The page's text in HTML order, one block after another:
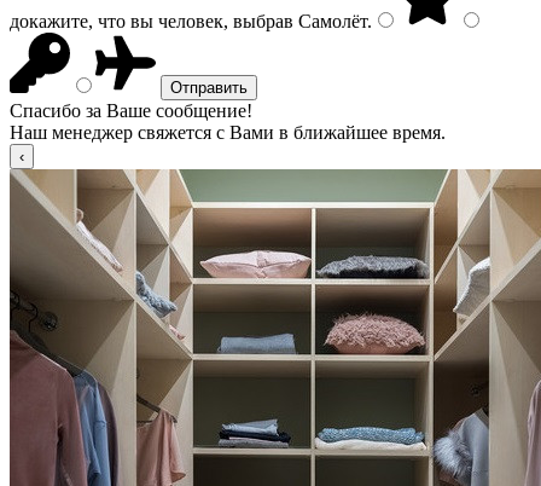
докажите, что вы человек, выбрав Самолёт.
Спасибо за Ваше сообщение!
Наш менеджер свяжется с Вами в ближайшее время.